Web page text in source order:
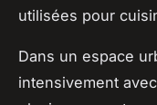
utilisées pour
Dans un espace
intensivement